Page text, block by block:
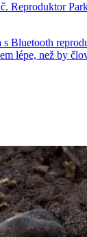
Reproduktor
Bluetooth
lépe, než by